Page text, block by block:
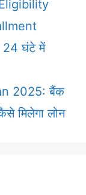
24 घंटे में
2025: बैंक
मिलेगा लोन